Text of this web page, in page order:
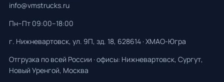
info@vmstrucks.ru
Пн–Пт 09:00–18:00
г. Нижневартовск, ул. 9П, зд. 18, 628614 · ХМАО-Югра
Отгрузка по всей России · офисы: Нижневартовск, Сургут,
Новый Уренгой, Москва